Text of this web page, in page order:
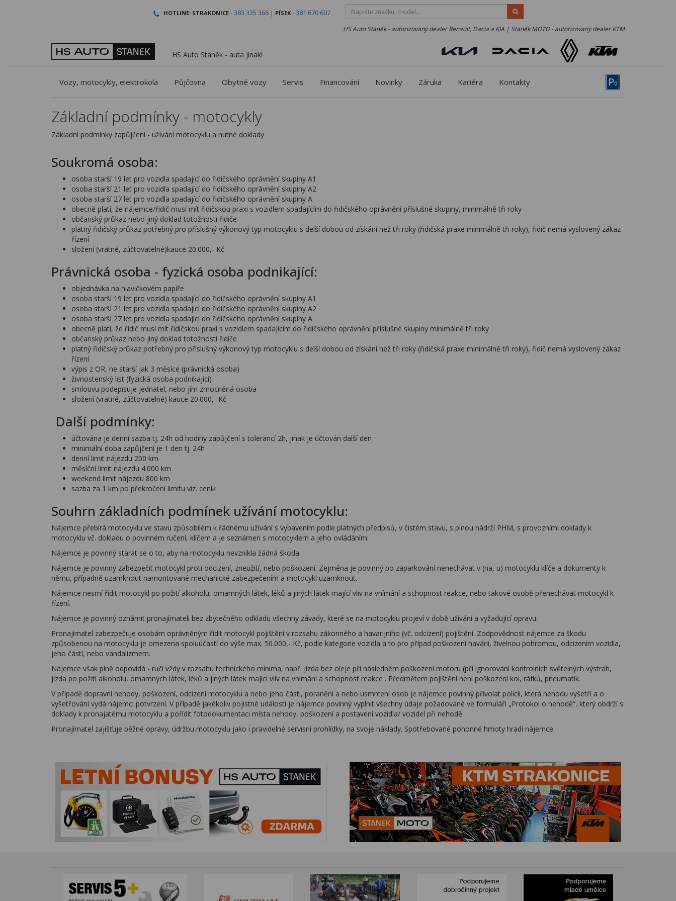
HOTLINE: STRAKONICE - 383 335 366 | PÍSEK - 381 670 607
HS Auto Staněk - autorizovaný dealer Renault, Dacia a KIA | Staněk MOTO - autorizovaný dealer KTM
HS Auto Staněk - auta jinak!
P0
Vozy, motocykly, elektrokola Půjčovna Obytné vozy Servis Financování Novinky Záruka Kariéra Kontakty
Základní podmínky - motocykly
Základní podmínky zapůjčení - užívání motocyklu a nutné doklady
Soukromá osoba:
osoba starší 19 let pro vozidla spadající do řidičského oprávnění skupiny A1
osoba starší 21 let pro vozidla spadající do řidičského oprávnění skupiny A2
osoba starší 27 let pro vozidla spadající do řidičského oprávnění skupiny A
obecně platí, že nájemce/řidič musí mít řidičskou praxi s vozidlem spadajícím do řidičského oprávnění příslušné skupiny, minimálně tři roky
občanský průkaz nebo jiný doklad totožnosti řidiče
platný řidičský průkaz potřebný pro příslušný výkonový typ motocyklu s delší dobou od získání než tři roky (řidičská praxe minimálně tři roky), řidič nemá vyslovený zákaz
řízení
složení (vratné, zúčtovatelné)kauce 20.000,- Kč
Právnická osoba - fyzická osoba podnikající:
objednávka na hlavičkovém papíře
osoba starší 19 let pro vozidla spadající do řidičského oprávnění skupiny A1
osoba starší 21 let pro vozidla spadající do řidičského oprávnění skupiny A2
osoba starší 27 let pro vozidla spadající do řidičského oprávnění skupiny A
obecně platí, že řidič musí mít řidičskou praxi s vozidlem spadajícím do řidičského oprávnění příslušné skupiny minimálně tři roky
občanský průkaz nebo jiný doklad totožnosti řidiče
platný řidičský průkaz potřebný pro příslušný výkonový typ motocyklu s delší dobou od získání než tři roky (řidičská praxe minimálně tři roky), řidič nemá vyslovený zákaz
řízení
výpis z OR, ne starší jak 3 měsíce (právnická osoba)
živnostenský list (fyzická osoba podnikající)
smlouvu podepisuje jednatel, nebo jím zmocněná osoba
složení (vratné, zúčtovatelné) kauce 20.000,- Kč
Další podmínky:
účtována je denní sazba tj. 24h od hodiny zapůjčení s tolerancí 2h, jinak je účtován další den
minimální doba zapůjčení je 1 den tj. 24h
denní limit nájezdu 200 km
měsíční limit nájezdu 4.000 km
weekend limit nájezdu 800 km
sazba za 1 km po překročení limitu viz. ceník
Souhrn základních podmínek užívání motocyklu:
Nájemce přebírá motocyklu ve stavu způsobilém k řádnému užívání s vybavením podle platných předpisů, v čistém stavu, s plnou nádrží PHM, s provozními doklady k
motocyklu vč. dokladu o povinném ručení, klíčem a je seznámen s motocyklem a jeho ovládáním.
Nájemce je povinný starat se o to, aby na motocyklu nevznikla žádná škoda.
Nájemce je povinný zabezpečit motocykl proti odcizení, zneužití, nebo poškození. Zejména je povinný po zaparkování nenechávat v (na, u) motocyklu klíče a dokumenty k
němu, případně uzamknout namontované mechanické zabezpečením a motocykl uzamknout.
Nájemce nesmí řídit motocykl po požití alkoholu, omamných látek, léků a jiných látek mající vliv na vnímání a schopnost reakce, nebo takové osobě přenechávat motocykl k
řízení.
Nájemce je povinný oznámit pronajímateli bez zbytečného odkladu všechny závady, které se na motocyklu projeví v době užívání a vyžadující opravu.
Pronajímatel zabezpečuje osobám oprávněným řídit motocykl pojištění v rozsahu zákonného a havarijního (vč. odcizení) pojištění. Zodpovědnost nájemce za škodu
způsobenou na motocyklu je omezena spoluúčastí do výše max. 50.000,- Kč, podle kategorie vozidla a to pro případ poškození havárií, živelnou pohromou, odcizením vozidla,
jeho částí, nebo vandalizmem.
Nájemce však plně odpovídá - ručí vždy v rozsahu technického minima, např. jízda bez oleje při následném poškození motoru (při ignorování kontrolních světelných výstrah,
jízda po požití alkoholu, omamných látek, léků a jiných látek mající vliv na vnímání a schopnost reakce . Předmětem pojištění není poškození kol, ráfků, pneumatik.
V případě dopravní nehody, poškození, odcizení motocyklu a nebo jeho části, poranění a nebo usmrcení osob je nájemce povinný přivolat policii, která nehodu vyšetří a o
vyšetřování vydá nájemci potvrzení. V případě jakékoliv pojistné události je nájemce povinný vyplnit všechny údaje požadované ve formuláři „Protokol o nehodě“, který obdrží s
doklady k pronajatému motocyklu a pořídit fotodokumentaci místa nehody, poškození a postavení vozidla/ vozidel při nehodě.
Pronajímatel zajišťuje běžné opravy, údržbu motocyklu jako i pravidelné servisní prohlídky, na svoje náklady. Spotřebované pohonné hmoty hradí nájemce.